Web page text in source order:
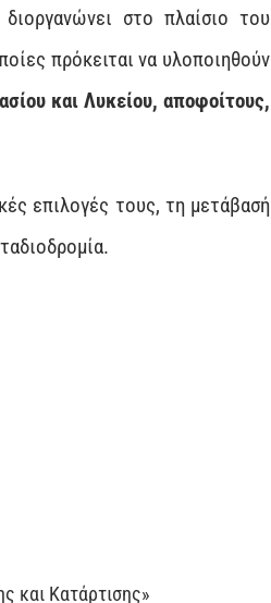
στο πλαίσιο του
πρόκειται να υλοποιηθούν
και Λυκείου, αποφοίτους,
επιλογές τους, τη μετάβασή
και Κατάρτισης»